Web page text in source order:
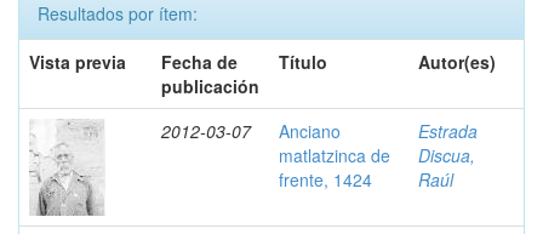
Resultados por ítem:
Vista previa
Fecha de
publicación
Título Autor(es)
2012-03-07
Anciano
matlatzinca de
frente, 1424
Estrada
Discua,
Raúl